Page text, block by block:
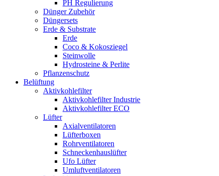
PH Regulierung
Dünger Zubehör
Düngersets
Erde & Substrate
Erde
Coco & Kokosziegel
Steinwolle
Hydrosteine & Perlite
Pflanzenschutz
Belüftung
Aktivkohlefilter
Aktivkohlefilter Industrie
Aktivkohlefilter ECO
Lüfter
Axialventilatoren
Lüfterboxen
Rohrventilatoren
Schneckenhauslüfter
Ufo Lüfter
Umluftventilatoren